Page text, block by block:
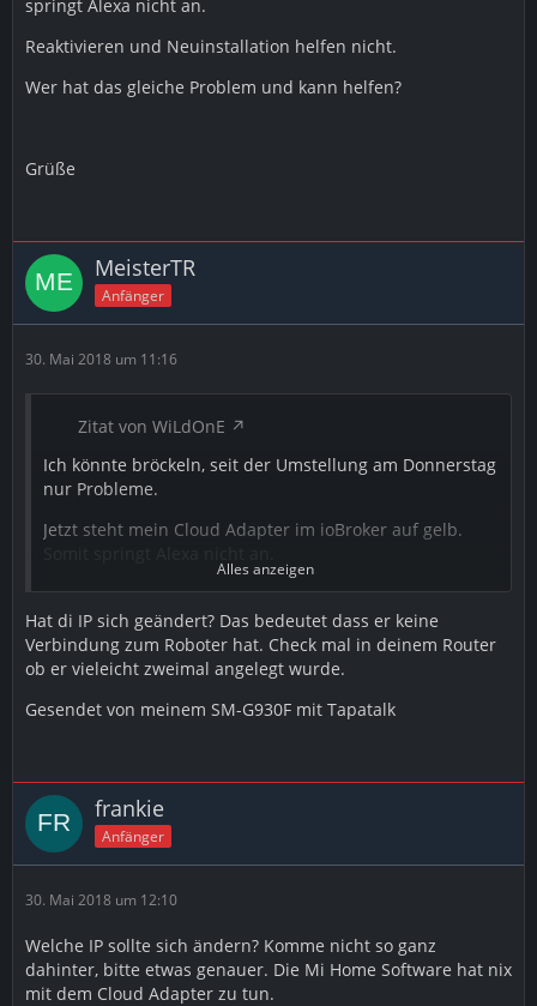
springt Alexa nicht an.
Reaktivieren und Neuinstallation helfen nicht.
Wer hat das gleiche Problem und kann helfen?
Grüße
MeisterTR
Anfänger
30. Mai 2018 um 11:16
Zitat von WiLdOnE
Ich könnte bröckeln, seit der Umstellung am Donnerstag
nur Probleme.
Jetzt steht mein Cloud Adapter im ioBroker auf gelb.
Reaktivieren und Neuinstallation helfen nicht.
Wer hat das gleiche Problem und kann helfen?
Alles anzeigen
Hat di IP sich geändert? Das bedeutet dass er keine
Verbindung zum Roboter hat. Check mal in deinem Router
ob er vieleicht zweimal angelegt wurde.
Gesendet von meinem SM-G930F mit Tapatalk
frankie
Anfänger
30. Mai 2018 um 12:10
Welche IP sollte sich ändern? Komme nicht so ganz
dahinter, bitte etwas genauer. Die Mi Home Software hat nix
mit dem Cloud Adapter zu tun.